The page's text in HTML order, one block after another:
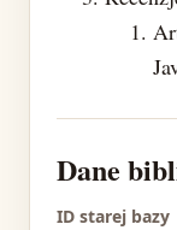
Dane
ID starej bazy